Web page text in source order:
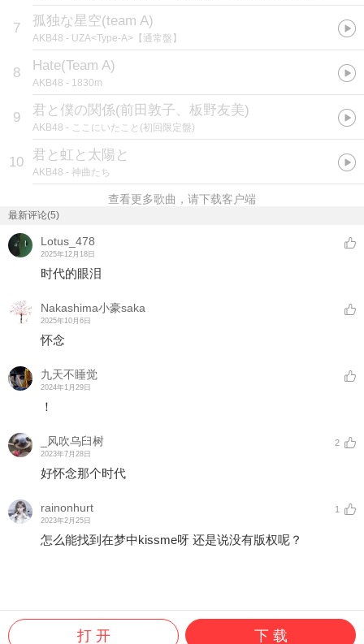
7 孤独な星空(team A)
AKB48 - UZA<Type-A>【通常盤】
8 Hate(Team A)
AKB48 - 1830m
9 君と僕の関係(前田敦子、板野友美)
AKB48 - ここにいたこと(初回限定盤)
10 君と虹と太陽と
AKB48 - 神曲たち
查看更多歌曲，请下载客户端
最新评论(5)
Lotus_478
2025年12月18日
时代的眼泪
Nakashima小豪saka
2025年10月6日
怀念
九天不睡觉
2024年1月29日
！
_风吹乌臼树
2023年7月28日
2
好怀念那个时代
rainonhurt
2023年2月25日
1
怎么能找到在梦中kissme呀 还是说没有版权呢？
打 开 下 载